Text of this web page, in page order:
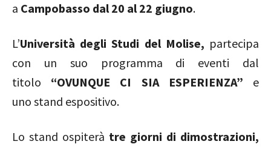
a Campobasso dal 20 al 22 giugno.
L’Università degli Studi del Molise, partecipa
con un suo programma di eventi dal
titolo “OVUNQUE CI SIA ESPERIENZA” e
uno stand espositivo.
Lo stand ospiterà tre giorni di dimostrazioni,